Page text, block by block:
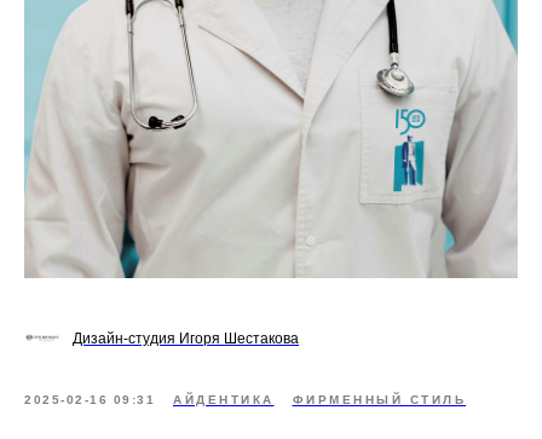
Дизайн-студия Игоря Шестакова
2025-02-16 09:31 АЙДЕНТИКА ФИРМЕННЫЙ СТИЛЬ